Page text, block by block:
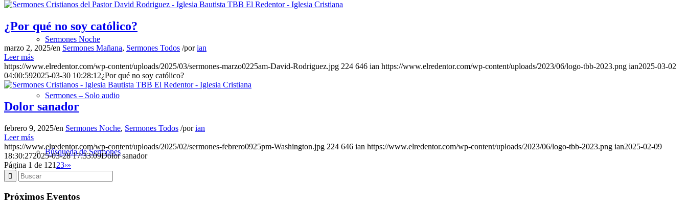
Sermones Noche
Sermones – Solo audio
Búsqueda de Sermones
¿Por qué no soy católico?
marzo 2, 2025/en Sermones Mañana, Sermones Todos /porian
Leer más
https://www.elredentor.com/wp-content/uploads/2025/03/sermones-marzo0225am-David-Rodriguez.jpg 224 646 ian https://www.elredentor.com/wp-content/uploads/2023/06/logo-tbb-2023.png ian2025-03-02
04:00:592025-03-30 10:28:12¿Por qué no soy católico?
Dolor sanador
febrero 9, 2025/en Sermones Noche, Sermones Todos /porian
Leer más
https://www.elredentor.com/wp-content/uploads/2025/02/sermones-febrero0925pm-Washington.jpg 224 646 ian https://www.elredentor.com/wp-content/uploads/2023/06/logo-tbb-2023.png ian2025-02-09
18:30:272025-03-28 17:33:09Dolor sanador
Página 1 de 121 23›»
Próximos Eventos